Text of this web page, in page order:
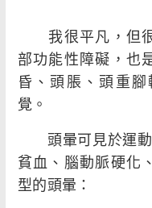
綜合
疾病
我很平凡，但很
部功能性障礙，也
昏、頭脹、頭重
覺。
頭暈可見於運動
貧血、腦動脈硬化
型的頭暈：